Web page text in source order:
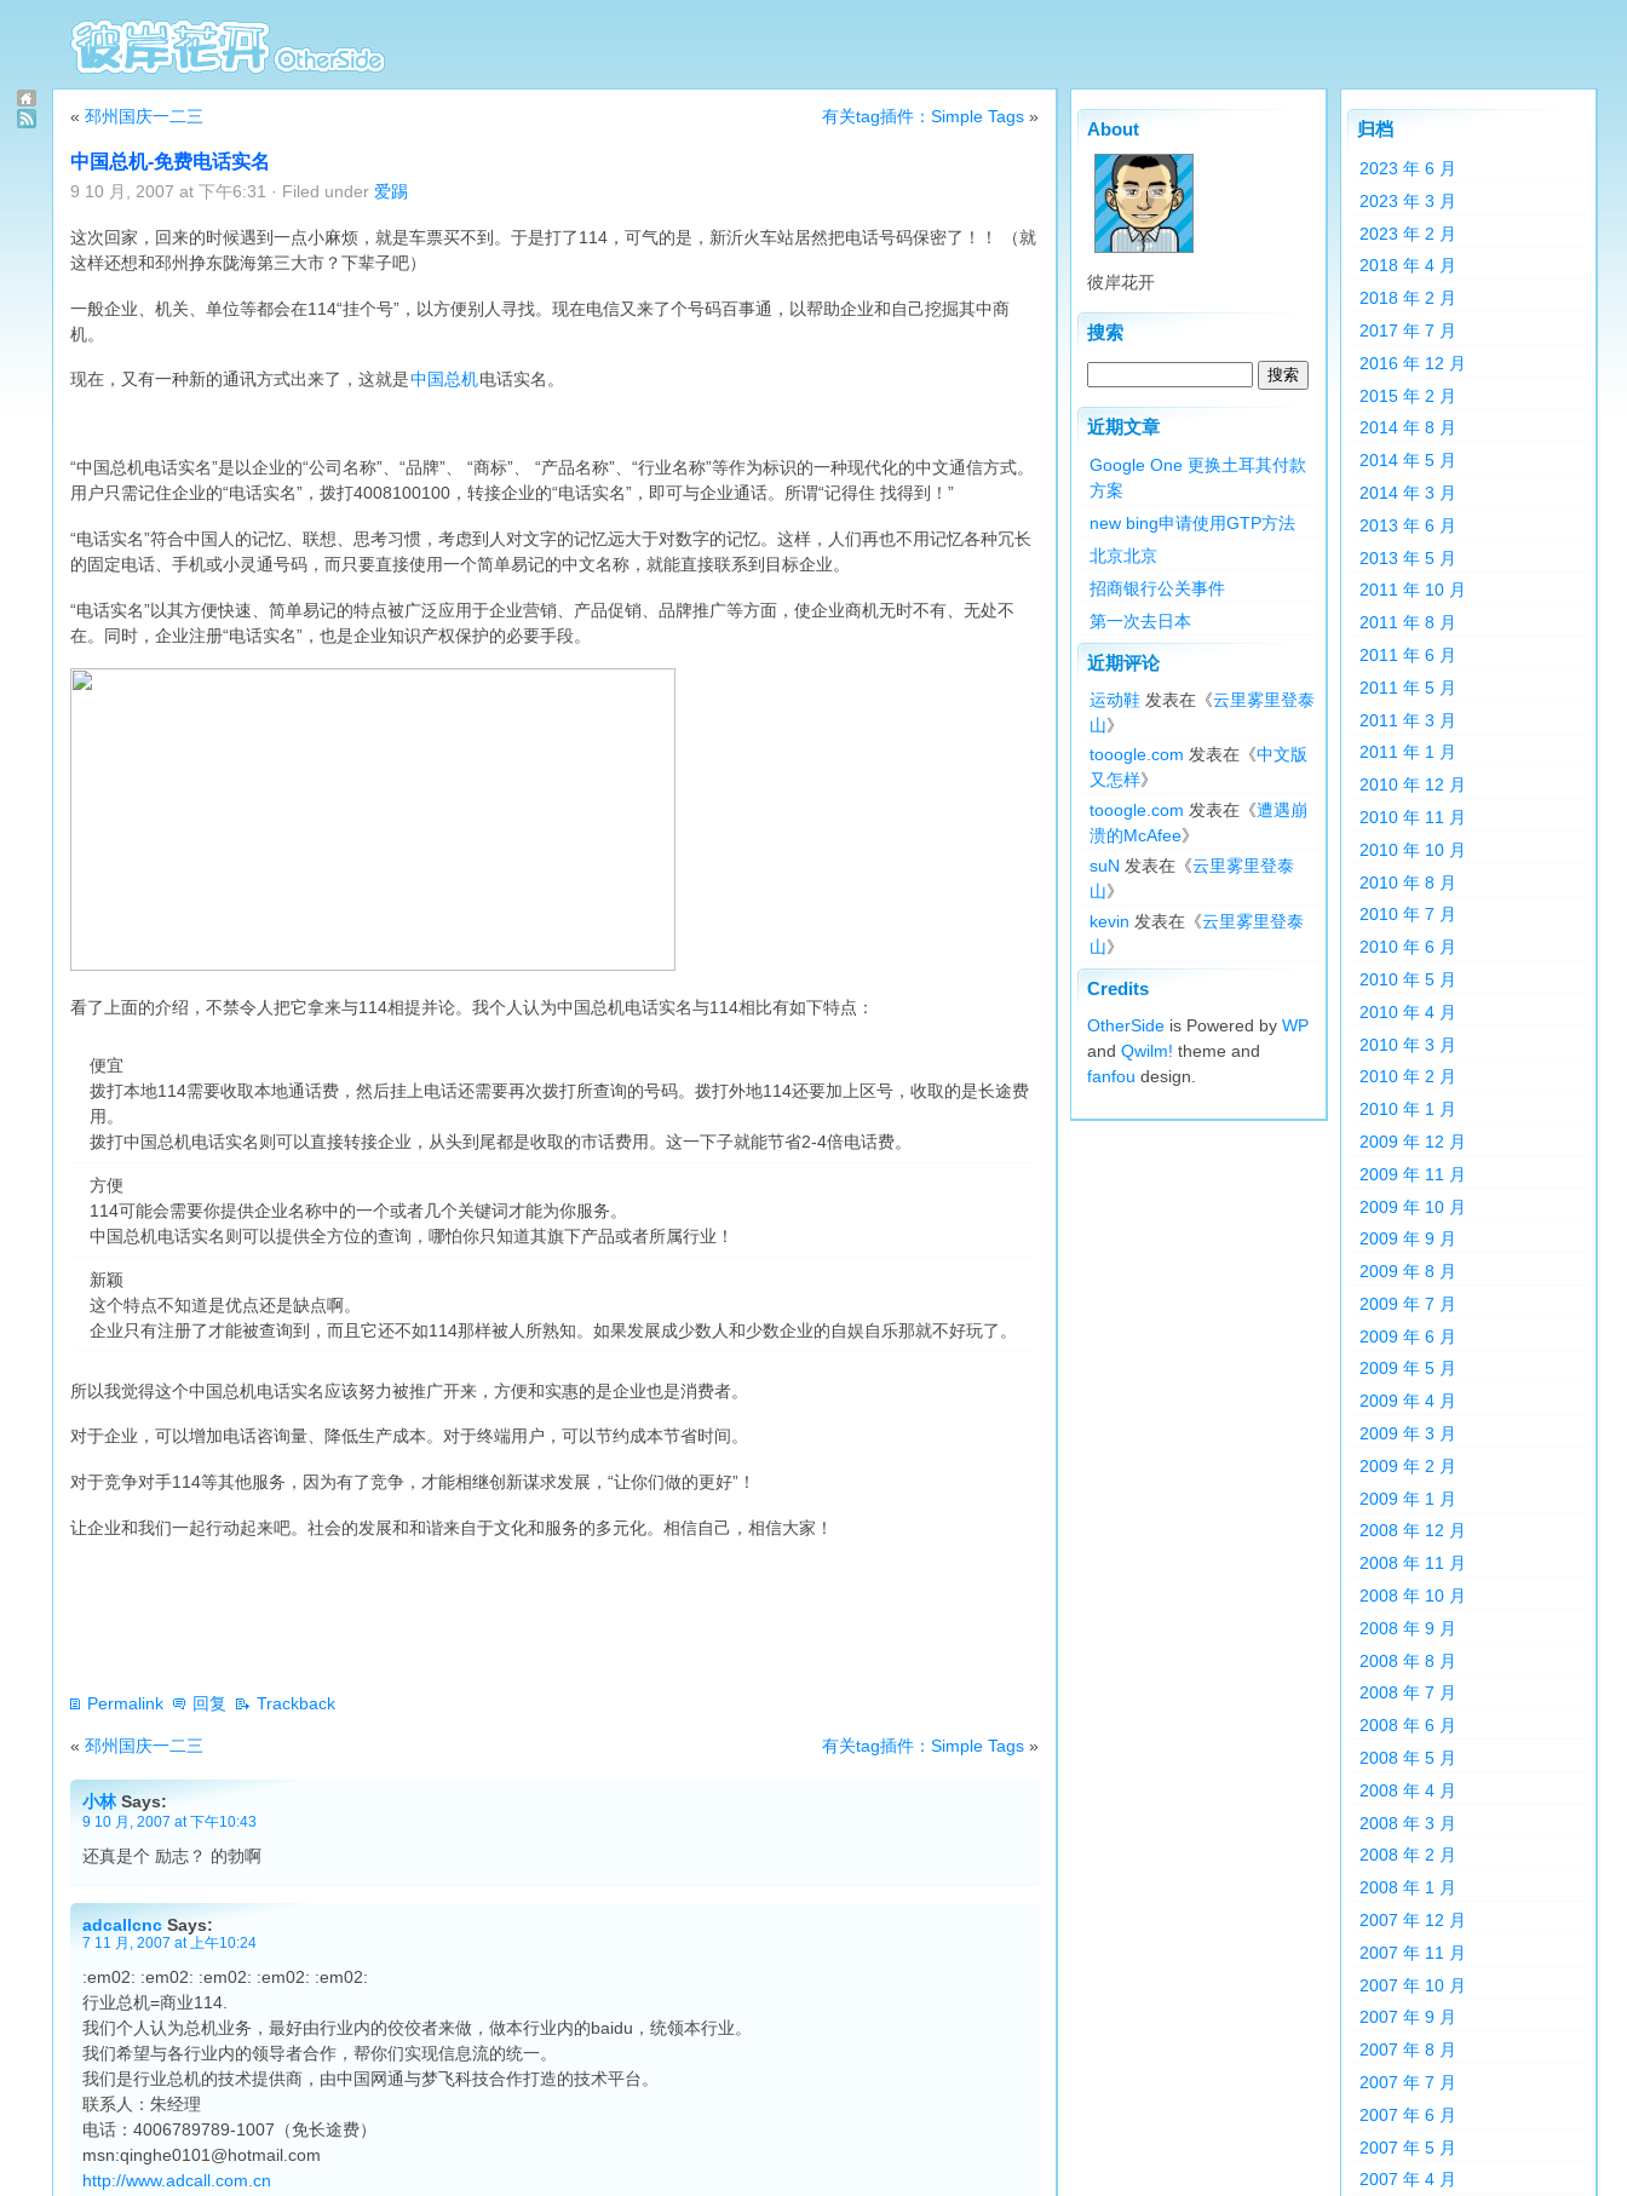
有关tag插件：Simple Tags »
« 邳州国庆一二三
中国总机-免费电话实名
9 10 月, 2007 at 下午6:31 · Filed under 爱踢
这次回家，回来的时候遇到一点小麻烦，就是车票买不到。于是打了114，可气的是，新沂火车站居然把电话号码保密了！！ （就
这样还想和邳州挣东陇海第三大市？下辈子吧）
一般企业、机关、单位等都会在114“挂个号”，以方便别人寻找。现在电信又来了个号码百事通，以帮助企业和自己挖掘其中商
机。
现在，又有一种新的通讯方式出来了，这就是中国总机电话实名。
“中国总机电话实名”是以企业的“公司名称”、“品牌”、 “商标”、 “产品名称”、“行业名称”等作为标识的一种现代化的中文通信方式。
用户只需记住企业的“电话实名”，拨打4008100100，转接企业的“电话实名”，即可与企业通话。所谓“记得住 找得到！”
“电话实名”符合中国人的记忆、联想、思考习惯，考虑到人对文字的记忆远大于对数字的记忆。这样，人们再也不用记忆各种冗长
的固定电话、手机或小灵通号码，而只要直接使用一个简单易记的中文名称，就能直接联系到目标企业。
“电话实名”以其方便快速、简单易记的特点被广泛应用于企业营销、产品促销、品牌推广等方面，使企业商机无时不有、无处不
在。同时，企业注册“电话实名”，也是企业知识产权保护的必要手段。
看了上面的介绍，不禁令人把它拿来与114相提并论。我个人认为中国总机电话实名与114相比有如下特点：
便宜
拨打本地114需要收取本地通话费，然后挂上电话还需要再次拨打所查询的号码。拨打外地114还要加上区号，收取的是长途费
用。
拨打中国总机电话实名则可以直接转接企业，从头到尾都是收取的市话费用。这一下子就能节省2-4倍电话费。
方便
114可能会需要你提供企业名称中的一个或者几个关键词才能为你服务。
中国总机电话实名则可以提供全方位的查询，哪怕你只知道其旗下产品或者所属行业！
新颖
这个特点不知道是优点还是缺点啊。
企业只有注册了才能被查询到，而且它还不如114那样被人所熟知。如果发展成少数人和少数企业的自娱自乐那就不好玩了。
所以我觉得这个中国总机电话实名应该努力被推广开来，方便和实惠的是企业也是消费者。
对于企业，可以增加电话咨询量、降低生产成本。对于终端用户，可以节约成本节省时间。
对于竞争对手114等其他服务，因为有了竞争，才能相继创新谋求发展，“让你们做的更好”！
让企业和我们一起行动起来吧。社会的发展和和谐来自于文化和服务的多元化。相信自己，相信大家！
Permalink 回复 Trackback
有关tag插件：Simple Tags »
« 邳州国庆一二三
小林Says:
9 10 月, 2007 at 下午10:43
还真是个 励志？ 的勃啊
adcallcnc Says:
7 11 月, 2007 at 上午10:24
:em02: :em02: :em02: :em02: :em02:
行业总机=商业114.
我们个人认为总机业务，最好由行业内的佼佼者来做，做本行业内的baidu，统领本行业。
我们希望与各行业内的领导者合作，帮你们实现信息流的统一。
我们是行业总机的技术提供商，由中国网通与梦飞科技合作打造的技术平台。
联系人：朱经理
电话：4006789789-1007（免长途费）
msn:qinghe0101@hotmail.com
http://www.adcall.com.cn
About
彼岸花开
搜索
近期文章
Google One 更换土耳其付款
方案
new bing申请使用GTP方法
北京北京
招商银行公关事件
第一次去日本
近期评论
运动鞋 发表在《云里雾里登泰
山》
tooogle.com 发表在《中文版
又怎样》
tooogle.com 发表在《遭遇崩
溃的McAfee》
suN 发表在《云里雾里登泰
山》
kevin 发表在《云里雾里登泰
山》
Credits
OtherSide is Powered by WP
and Qwilm! theme and
fanfou design.
归档
2023 年 6 月
2023 年 3 月
2023 年 2 月
2018 年 4 月
2018 年 2 月
2017 年 7 月
2016 年 12 月
2015 年 2 月
2014 年 8 月
2014 年 5 月
2014 年 3 月
2013 年 6 月
2013 年 5 月
2011 年 10 月
2011 年 8 月
2011 年 6 月
2011 年 5 月
2011 年 3 月
2011 年 1 月
2010 年 12 月
2010 年 11 月
2010 年 10 月
2010 年 8 月
2010 年 7 月
2010 年 6 月
2010 年 5 月
2010 年 4 月
2010 年 3 月
2010 年 2 月
2010 年 1 月
2009 年 12 月
2009 年 11 月
2009 年 10 月
2009 年 9 月
2009 年 8 月
2009 年 7 月
2009 年 6 月
2009 年 5 月
2009 年 4 月
2009 年 3 月
2009 年 2 月
2009 年 1 月
2008 年 12 月
2008 年 11 月
2008 年 10 月
2008 年 9 月
2008 年 8 月
2008 年 7 月
2008 年 6 月
2008 年 5 月
2008 年 4 月
2008 年 3 月
2008 年 2 月
2008 年 1 月
2007 年 12 月
2007 年 11 月
2007 年 10 月
2007 年 9 月
2007 年 8 月
2007 年 7 月
2007 年 6 月
2007 年 5 月
2007 年 4 月